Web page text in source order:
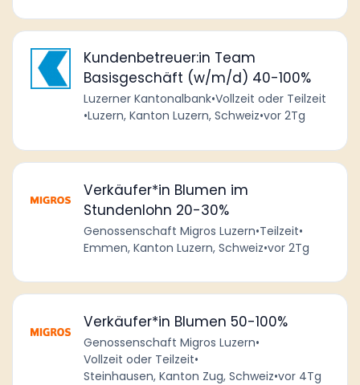
Kundenbetreuer:in Team
Basisgeschäft (w/m/d) 40-100%
Luzerner Kantonalbank•Vollzeit oder Teilzeit
•Luzern, Kanton Luzern, Schweiz•vor 2Tg
Verkäufer*in Blumen im
Stundenlohn 20-30%
Genossenschaft Migros Luzern•Teilzeit•
Emmen, Kanton Luzern, Schweiz•vor 2Tg
Verkäufer*in Blumen 50-100%
Genossenschaft Migros Luzern•
Vollzeit oder Teilzeit•
Steinhausen, Kanton Zug, Schweiz•vor 4Tg